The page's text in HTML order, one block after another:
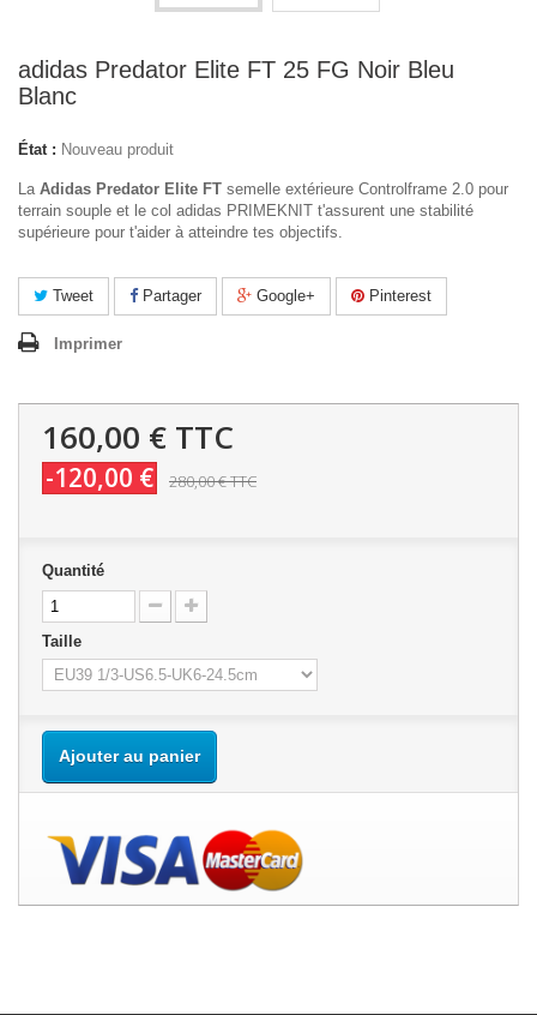
adidas Predator Elite FT 25 FG Noir Bleu
Blanc
État : Nouveau produit
La Adidas Predator Elite FT semelle extérieure Controlframe 2.0 pour
terrain souple et le col adidas PRIMEKNIT t'assurent une stabilité
supérieure pour t'aider à atteindre tes objectifs.
Tweet Partager Google+ Pinterest
Imprimer
160,00 € TTC
-120,00 € 280,00 €TTC
Quantité
Taille
Ajouter au panier